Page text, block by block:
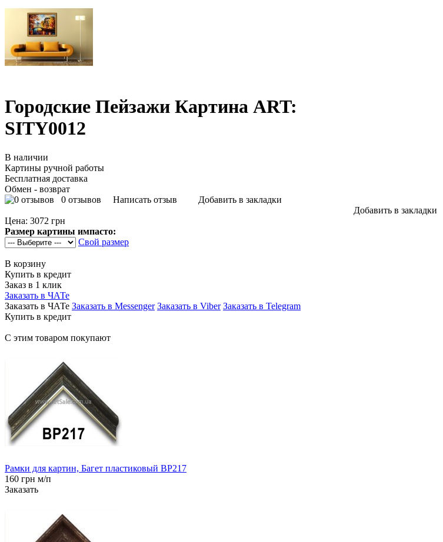
Городские Пейзажи Картина ART:
SITY0012
В наличии
Картины ручной работы
Бесплатная доставка
Обмен - возврат
0 отзывов
Написать отзыв
Добавить в закладки
Добавить в закладки
Цена: 3072 грн
Размер картины импасто:
Свой размер
В корзину
Купить в кредит
Заказ в 1 клик
Заказать в ЧАТе
Заказать в ЧАТе Заказать в Messenger Заказать в Viber Заказать в Telegram
Купить в кредит
С этим товаром покупают
Рамки для картин, Багет пластиковый BP217
160 грн м/п
Заказать